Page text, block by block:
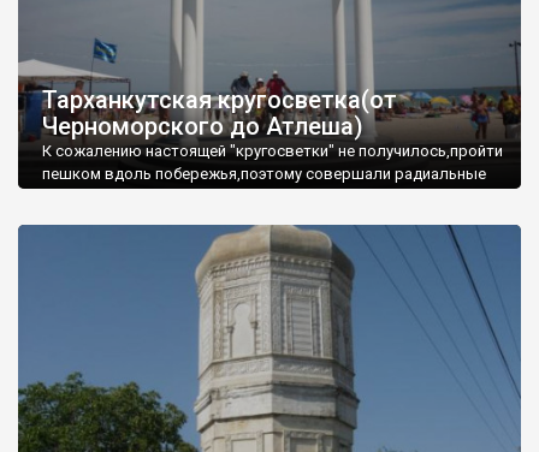
Тарханкутская кругосветка(от
Черноморского до Атлеша)
К сожалению настоящей "кругосветки" не получилось,пройти
пешком вдоль побережья,поэтому совершали радиальные